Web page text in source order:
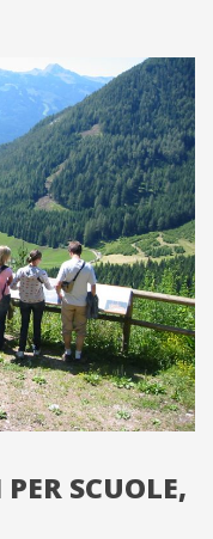
SCUOLE,